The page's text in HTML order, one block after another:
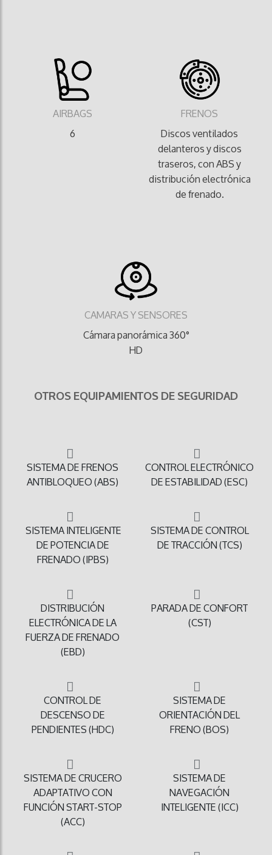
AIRBAGS
6
FRENOS
Discos ventilados
delanteros y discos
traseros, con ABS y
distribución electrónica
de frenado.
CAMARAS Y SENSORES
Cámara panorámica 360°
HD
OTROS EQUIPAMIENTOS DE SEGURIDAD
SISTEMA DE FRENOS
ANTIBLOQUEO (ABS)
CONTROL ELECTRÓNICO
DE ESTABILIDAD (ESC)
SISTEMA INTELIGENTE
DE POTENCIA DE
FRENADO (IPBS)
SISTEMA DE CONTROL
DE TRACCIÓN (TCS)
DISTRIBUCIÓN
ELECTRÓNICA DE LA
FUERZA DE FRENADO
(EBD)
PARADA DE CONFORT
(CST)
CONTROL DE
DESCENSO DE
PENDIENTES (HDC)
SISTEMA DE
ORIENTACIÓN DEL
FRENO (BOS)
SISTEMA DE CRUCERO
ADAPTATIVO CON
FUNCIÓN START-STOP
(ACC)
SISTEMA DE
NAVEGACIÓN
INTELIGENTE (ICC)